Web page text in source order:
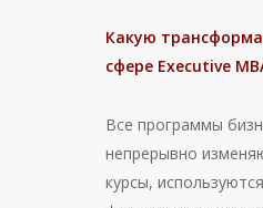
Какую
сфере Executive
Все программы
непрерывно
курсы,